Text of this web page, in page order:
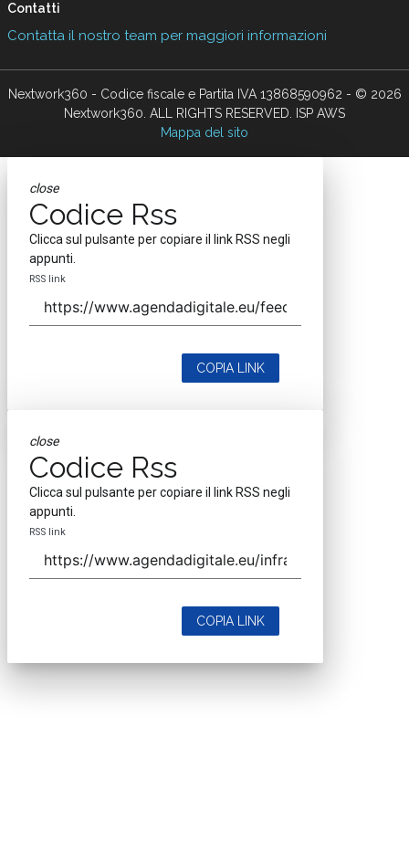
Contatti
Contatta il nostro team per maggiori informazioni
Nextwork360 - Codice fiscale e Partita IVA 13868590962 - © 2026
Nextwork360. ALL RIGHTS RESERVED. ISP AWS
Mappa del sito
close
Codice Rss
Clicca sul pulsante per copiare il link RSS negli
appunti.
RSS link
COPIA LINK
close
Codice Rss
Clicca sul pulsante per copiare il link RSS negli
appunti.
RSS link
COPIA LINK